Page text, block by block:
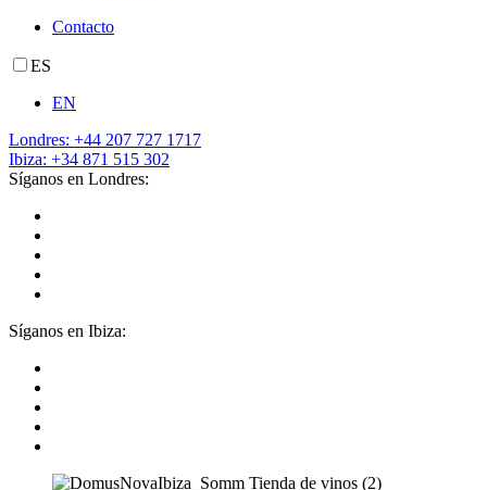
Contacto
ES
EN
Londres: +44 207 727 1717
Ibiza: +34 871 515 302
Síganos en Londres:
Síganos en Ibiza: